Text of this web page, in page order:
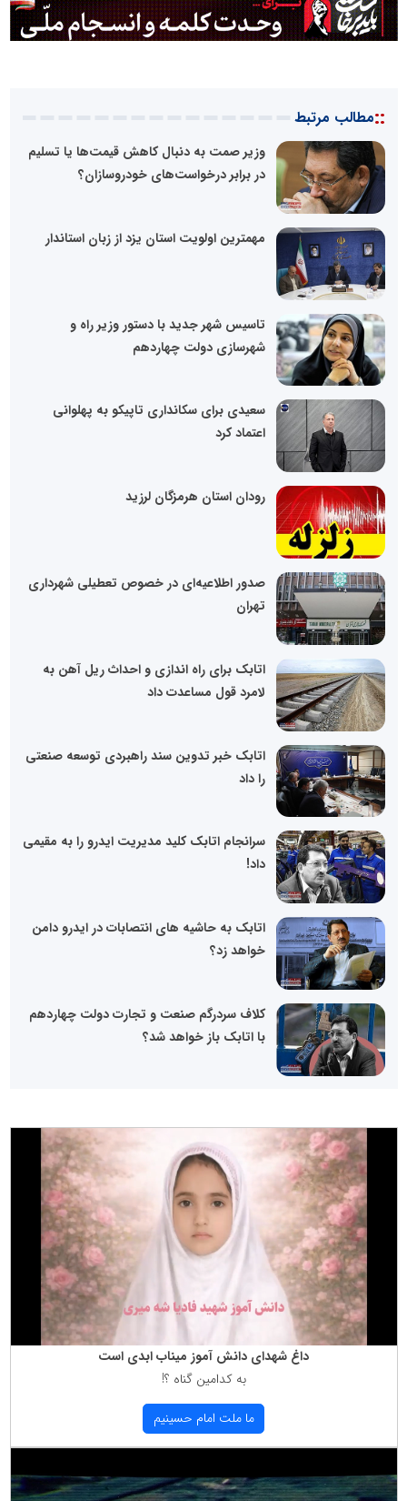
::مطالب مرتبط
وزیر صمت به دنبال کاهش قیمت‌ها یا تسلیم
در برابر درخواست‌های خودروسازان؟
مهمترین اولویت‌ استان یزد از زبان استاندار
تاسیس شهر جدید با دستور وزیر راه و
شهرسازی دولت چهاردهم
سعیدی برای سکانداری تاپیکو به پهلوانی
اعتماد کرد
رودان استان هرمزگان لرزید
صدور اطلاعیه‌ای در خصوص تعطیلی شهرداری
تهران
اتابک برای راه اندازی و احداث ریل آهن به
لامرد قول مساعدت داد
اتابک خبر تدوین سند راهبردی توسعه صنعتی
را داد
سرانجام اتابک کلید مدیریت ایدرو را به مقیمی
داد!
اتابک به حاشیه های انتصابات در ایدرو دامن
خواهد زد؟
کلاف سردرگم صنعت و تجارت دولت چهاردهم
با اتابک باز خواهد شد؟
داغ شهدای دانش آموز میناب ابدی است
به كدامین گناه ؟!
ما ملت امام حسینیم